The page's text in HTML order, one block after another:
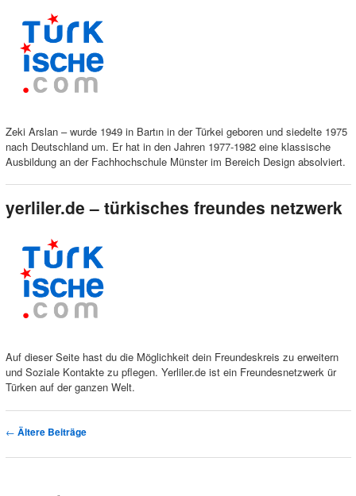
Zeki Arslan – wurde 1949 in Bartın in der Türkei geboren und siedelte 1975
nach Deutschland um. Er hat in den Jahren 1977-1982 eine klassische
Ausbildung an der Fachhochschule Münster im Bereich Design absolviert.
yerliler.de – türkisches freundes netzwerk
Auf dieser Seite hast du die Möglichkeit dein Freundeskreis zu erweitern
und Soziale Kontakte zu pflegen. Yerliler.de ist ein Freundesnetzwerk ür
Türken auf der ganzen Welt.
Artikelnavigation
← Ältere Beiträge